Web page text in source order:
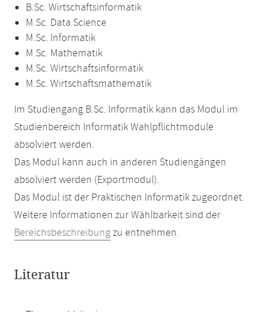
B.Sc. Wirtschaftsinformatik
M.Sc. Data Science
M.Sc. Informatik
M.Sc. Mathematik
M.Sc. Wirtschaftsinformatik
M.Sc. Wirtschaftsmathematik
Im Studiengang B.Sc. Informatik kann das Modul im
Studienbereich Informatik Wahlpflichtmodule
absolviert werden.
Das Modul kann auch in anderen Studiengängen
absolviert werden (Exportmodul).
Das Modul ist der Praktischen Informatik zugeordnet.
Weitere Informationen zur Wählbarkeit sind der
Bereichsbeschreibungzu entnehmen.
Literatur